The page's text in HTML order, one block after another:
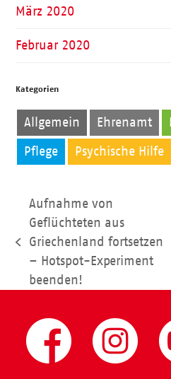
März 2020
Februar 2020
Kategorien
Allgemein Ehrenamt
Pflege Psychische Hilfe
vorheriger
Beitrag:
Aufnahme von
Geflüchteten aus
Griechenland fortsetzen
– Hotspot-Experiment
beenden!